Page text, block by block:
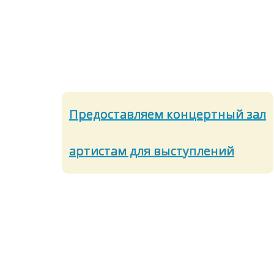
Предоставляем концертный зал
артистам для выступлений